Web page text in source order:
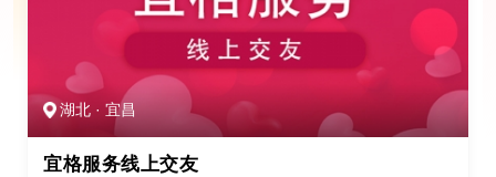
湖北 · 宜昌
宜格服务线上交友